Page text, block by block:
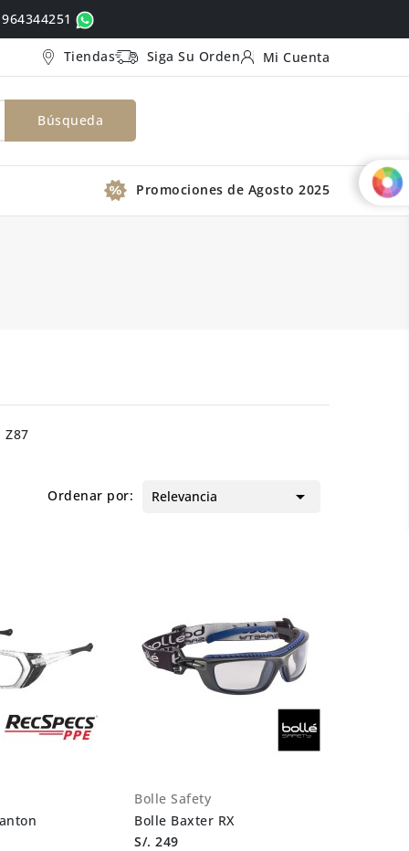
Tiendas Siga Su Orden Mi Cuenta
Búsqueda
Promociones de Agosto 2025
Ordenar por: Relevancia 
Bolle Safety
Bolle Baxter RX
S/. 249